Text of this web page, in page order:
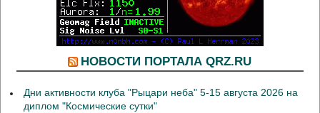
НОВОСТИ ПОРТАЛА QRZ.RU
Дни активности клуба "Рыцари неба" 5-15 августа 2026 на
диплом "Космические сутки"